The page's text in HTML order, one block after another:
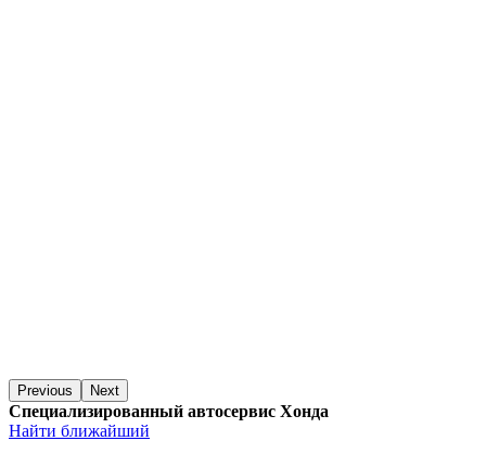
Previous Next
Специализированный автосервис Хонда
Найти ближайший